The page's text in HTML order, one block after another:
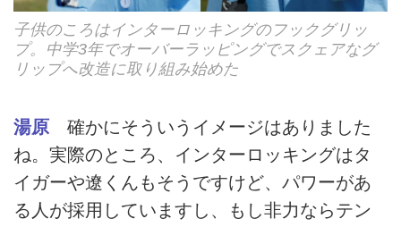
子供のころはインターロッキングのフックグリッ
プ。中学3年でオーバーラッピングでスクェアなグ
リップへ改造に取り組み始めた
湯原 確かにそういうイメージはありました
ね。実際のところ、インターロッキングはタ
イガーや遼くんもそうですけど、パワーがあ
る人が採用していますし、もし非力ならテン